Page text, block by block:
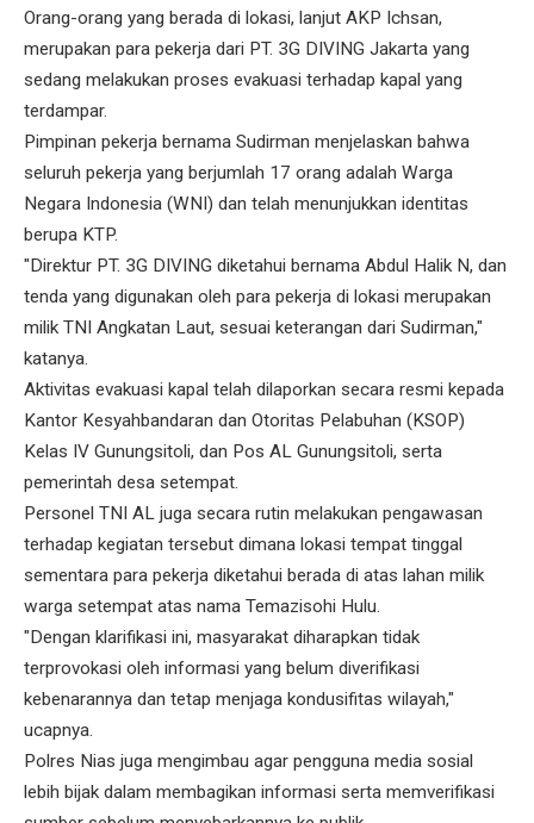
Orang-orang yang berada di lokasi, lanjut AKP Ichsan,
merupakan para pekerja dari PT. 3G DIVING Jakarta yang
sedang melakukan proses evakuasi terhadap kapal yang
terdampar.
Pimpinan pekerja bernama Sudirman menjelaskan bahwa
seluruh pekerja yang berjumlah 17 orang adalah Warga
Negara Indonesia (WNI) dan telah menunjukkan identitas
berupa KTP.
"Direktur PT. 3G DIVING diketahui bernama Abdul Halik N, dan
tenda yang digunakan oleh para pekerja di lokasi merupakan
milik TNI Angkatan Laut, sesuai keterangan dari Sudirman,"
katanya.
Aktivitas evakuasi kapal telah dilaporkan secara resmi kepada
Kantor Kesyahbandaran dan Otoritas Pelabuhan (KSOP)
Kelas IV Gunungsitoli, dan Pos AL Gunungsitoli, serta
pemerintah desa setempat.
Personel TNI AL juga secara rutin melakukan pengawasan
terhadap kegiatan tersebut dimana lokasi tempat tinggal
sementara para pekerja diketahui berada di atas lahan milik
warga setempat atas nama Temazisohi Hulu.
"Dengan klarifikasi ini, masyarakat diharapkan tidak
terprovokasi oleh informasi yang belum diverifikasi
kebenarannya dan tetap menjaga kondusifitas wilayah,"
ucapnya.
Polres Nias juga mengimbau agar pengguna media sosial
lebih bijak dalam membagikan informasi serta memverifikasi